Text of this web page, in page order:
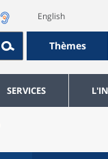
English
Thèmes
SERVICES